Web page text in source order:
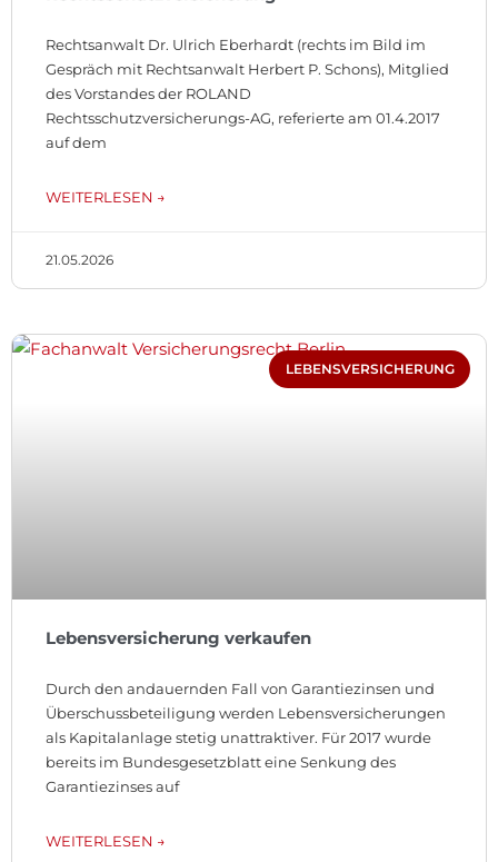
Rechtsanwalt Dr. Ulrich Eberhardt (rechts im Bild im
Gespräch mit Rechtsanwalt Herbert P. Schons), Mitglied
des Vorstandes der ROLAND
Rechtsschutzversicherungs-AG, referierte am 01.4.2017
auf dem
WEITERLESEN →
21.05.2026
LEBENSVERSICHERUNG
Lebensversicherung verkaufen
Durch den andauernden Fall von Garantiezinsen und
Überschussbeteiligung werden Lebensversicherungen
als Kapitalanlage stetig unattraktiver. Für 2017 wurde
bereits im Bundesgesetzblatt eine Senkung des
Garantiezinses auf
WEITERLESEN →